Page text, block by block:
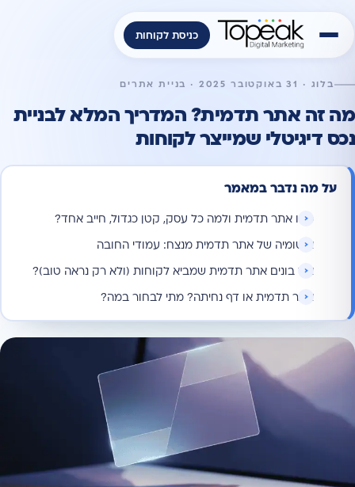
כניסת לקוחות
בלוג · 31 באוקטובר 2025 · בניית אתרים
מה זה אתר תדמית? המדריך המלא לבניית
נכס דיגיטלי שמייצר לקוחות
על מה נדבר במאמר
מהו אתר תדמית ולמה כל עסק, קטן כגדול, חייב אחד?
אנטומיה של אתר תדמית מנצח: עמודי החובה
איך בונים אתר תדמית שמביא לקוחות (ולא רק נראה טוב)?
אתר תדמית או דף נחיתה? מתי לבחור במה?